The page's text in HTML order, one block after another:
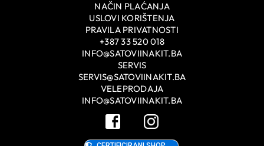
NAČIN PLAĆANJA
USLOVI KORIŠTENJA
PRAVILA PRIVATNOSTI
+387 33 520 018
INFO@SATOVIINAKIT.BA
SERVIS
SERVIS@SATOVIINAKIT.BA
VELEPRODAJA
INFO@SATOVIINAKIT.BA